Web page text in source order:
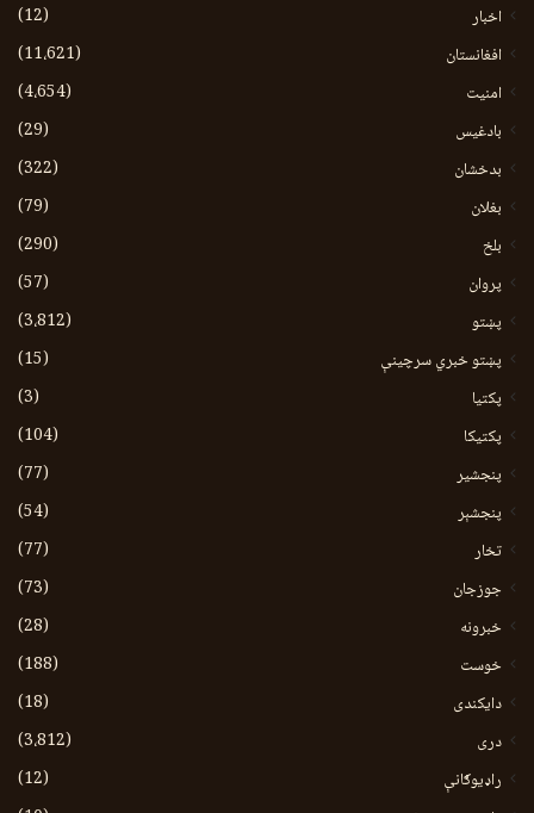
اخبار
(12)
افغانستان
(11،621)
امنیت
(4،654)
بادغیس
(29)
بدخشان
(322)
بغلان
(79)
بلخ
(290)
پروان
(57)
پښتو
(3،812)
پښتو خبري سرچينې
(15)
پکتيا
(3)
پکتیکا
(104)
پنجشیر
(77)
پنجشېر
(54)
تخار
(77)
جوزجان
(73)
خبرونه
(28)
خوست
(188)
دایکندی
(18)
دری
(3،812)
راډیوګانې
(12)